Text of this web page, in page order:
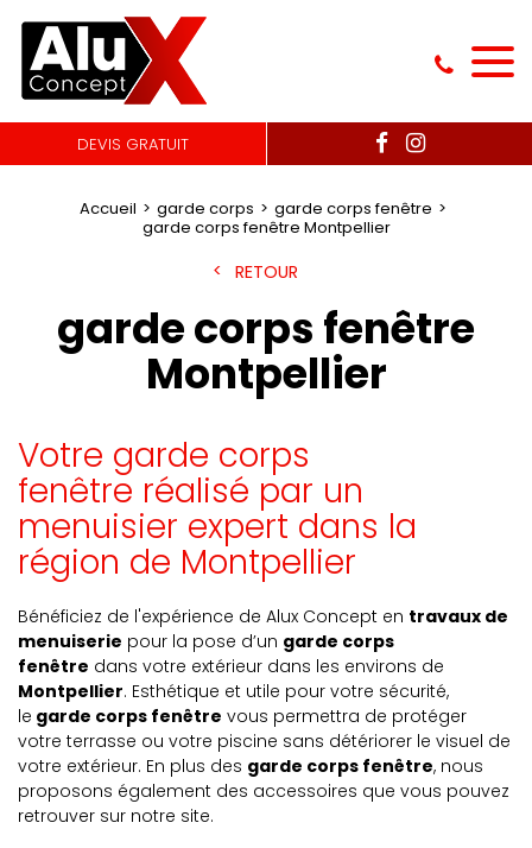
DEVIS GRATUIT
Accueil garde corps
garde corps fenêtre
garde corps fenêtre Montpellier
RETOUR
garde corps fenêtre
Montpellier
Votre garde corps
fenêtre réalisé par un
menuisier expert dans la
région de Montpellier
Bénéficiez de l'expérience de Alux Concept en travaux de
menuiserie pour la pose d’un garde corps
fenêtre dans votre extérieur dans les environs de
Montpellier. Esthétique et utile pour votre sécurité,
le garde corps fenêtre vous permettra de protéger
votre terrasse ou votre piscine sans détériorer le visuel de
votre extérieur. En plus des garde corps fenêtre, nous
proposons également des accessoires que vous pouvez
retrouver sur notre site.